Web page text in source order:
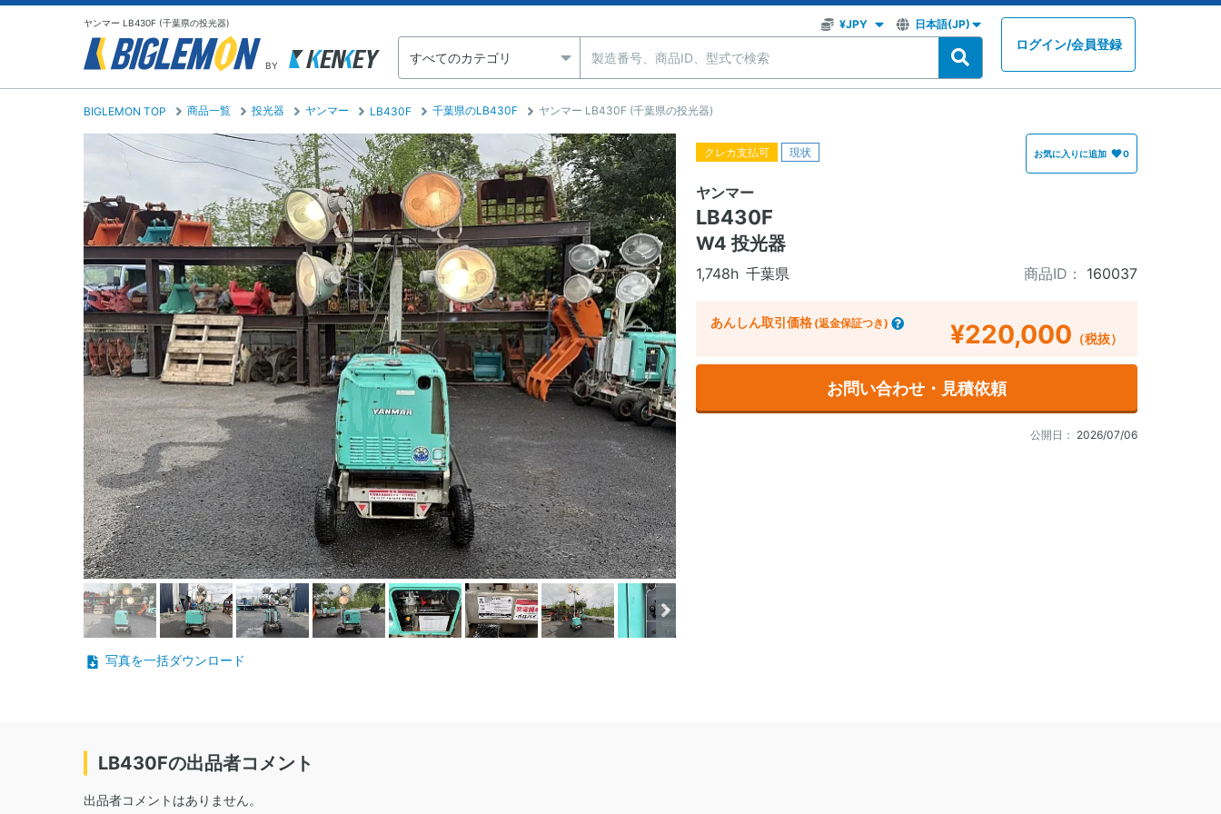
ヤンマー LB430F (千葉県の投光器)
BY
ログイン/会員登録
BIGLEMON TOP 商品一覧 投光器 ヤンマー LB430F 千葉県のLB430F ヤンマー LB430F (千葉県の投光器)
クレカ支払可 現状 お気に入りに追加 0
ヤンマー
LB430F
W4 投光器
1,748h 千葉県 商品ID： 160037
写真を一括ダウンロード
あんしん取引価格 (返金保証つき) ¥220,000 （税抜）
お問い合わせ・見積依頼
公開日： 2026/07/06
LB430Fの出品者コメント
出品者コメントはありません。